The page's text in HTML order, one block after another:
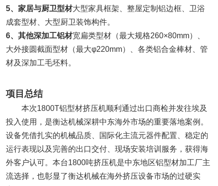
5、 家居与厨卫型材大型家具框架、整屋定制铝边框、卫浴
成套型材、大型厨卫装饰构件。
6、 其他深加工铝材宽扁类型材（最大规格260×80mm）、
大外接圆截面型材（最大φ220mm）、各类铝合金棒材、管
材及深加工毛坯料。
项目总结
本次1800T铝型材挤压机顺利通过出口商检并发往埃及
投入使用，是衡达机械深耕中东海外市场的重要落地案例。
设备凭借扎实的机械品质、国际化主流元器件配置、稳定的
运行表现以及完善的出口交付、现场安装培训服务，获得海
外客户认可。本台1800吨挤压机是中东地区铝型材加工厂主
流选择，也彰显了衡达机械在海外挤压设备市场的过硬实